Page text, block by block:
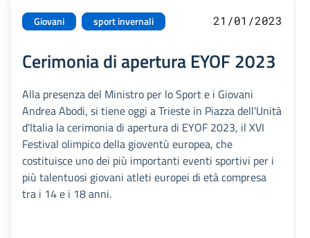
Giovani sport invernali 21/01/2023
Cerimonia di apertura EYOF 2023
Alla presenza del Ministro per lo Sport e i Giovani
Andrea Abodi, si tiene oggi a Trieste in Piazza dell'Unità
d'Italia la cerimonia di apertura di EYOF 2023, il XVI
Festival olimpico della gioventù europea, che
costituisce uno dei più importanti eventi sportivi per i
più talentuosi giovani atleti europei di età compresa
tra i 14 e i 18 anni.